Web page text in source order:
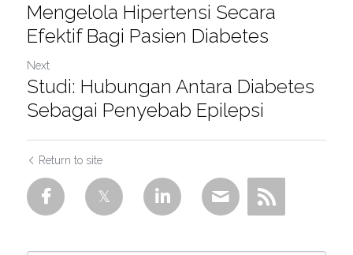
Mengelola Hipertensi Secara
Efektif Bagi Pasien Diabetes
Next
Studi: Hubungan Antara Diabetes
Sebagai Penyebab Epilepsi
Return to site